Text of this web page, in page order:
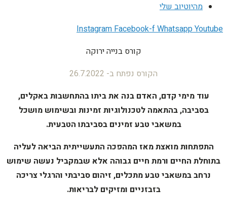
מהיוטיוב שלי
InstagramFacebook-fWhatsappYoutube
קורס בנייה ירוקה
הקורס נפתח ב- 26.7.2022
עוד מימי קדם, האדם בנה את ביתו בהתחשבות באקלים,
בסביבה, בהתאמה לטכנולוגיות זמינות ובשימוש מושכל
במשאבי טבע זמינים בסביבתו הטבעית.
התפתחות מואצת מאז המהפכה התעשייתית הביאה לעליה
בתוחלת החיים ורמת חיים גבוהה אלא שבמקביל נעשה שימוש
נרחב במשאבי טבע מתכלים, זיהום סביבתי והרגלי צריכה
בזבזניים ומזיקים לבריאות.